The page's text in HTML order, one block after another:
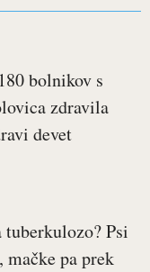
bolnikov s
zdravila
devet
Psi
pa prek